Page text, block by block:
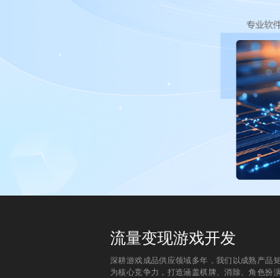
流量变现游戏开发
深耕游戏成品供应领域多年，我们以成熟产品
为核心竞争力，打造涵盖棋牌、消除、角色扮演